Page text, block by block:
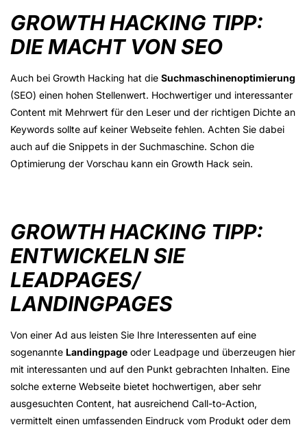
GROWTH HACKING TIPP:
DIE MACHT VON SEO
Auch bei Growth Hacking hat die Suchmaschinenoptimierung
(SEO) einen hohen Stellenwert. Hochwertiger und interessanter
Content mit Mehrwert für den Leser und der richtigen Dichte an
Keywords sollte auf keiner Webseite fehlen. Achten Sie dabei
auch auf die Snippets in der Suchmaschine. Schon die
Optimierung der Vorschau kann ein Growth Hack sein.
GROWTH HACKING TIPP:
ENTWICKELN SIE
LEADPAGES/
LANDINGPAGES
Von einer Ad aus leisten Sie Ihre Interessenten auf eine
sogenannte Landingpage oder Leadpage und überzeugen hier
mit interessanten und auf den Punkt gebrachten Inhalten. Eine
solche externe Webseite bietet hochwertigen, aber sehr
ausgesuchten Content, hat ausreichend Call-to-Action,
vermittelt einen umfassenden Eindruck vom Produkt oder dem